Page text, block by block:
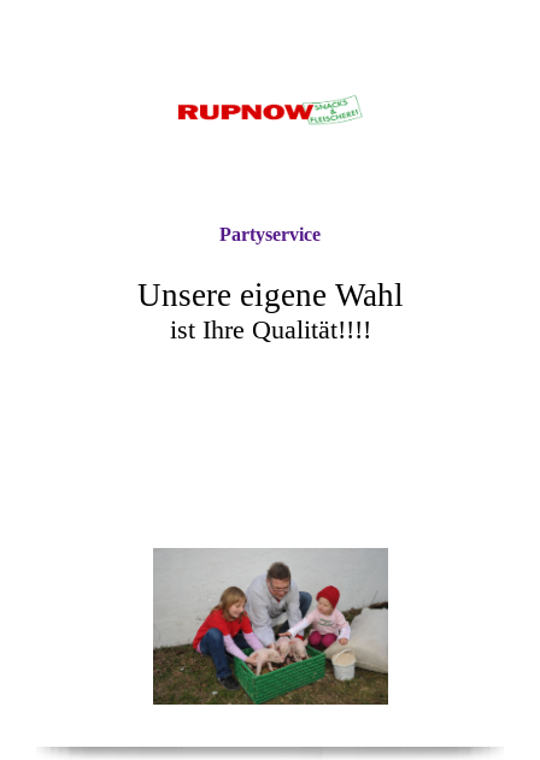
Unsere eigene Wahl
ist Ihre Qualität!!!!
Partyservice